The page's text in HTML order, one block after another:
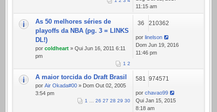
11:15 am
As 50 melhores séries de
playoffs da NBA (pg. 3 = LINKS
DL!)
por coldheart » Qui Jun 16, 2011 6:11
pm
1 2
36 210362
por linelson
Dom Jun 19, 2016
11:46 pm
A maior torcida do Draft Brasil
por Air Okada#00 » Dom Out 02, 2005
3:54 pm
1 … 26 27 28 29 30
581 974571
por chavao99
Qui Jan 15, 2015
8:18 am